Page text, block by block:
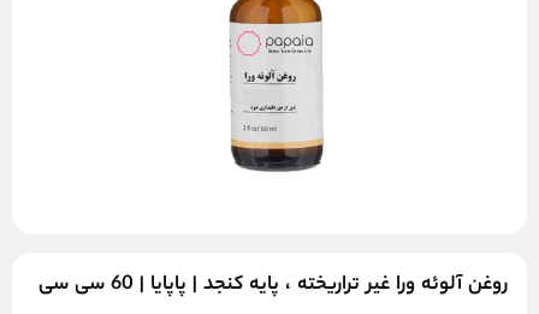
روغن آلوئه ورا غیر تراریخته ، پایه کنجد | پاپایا | 60 سی سی